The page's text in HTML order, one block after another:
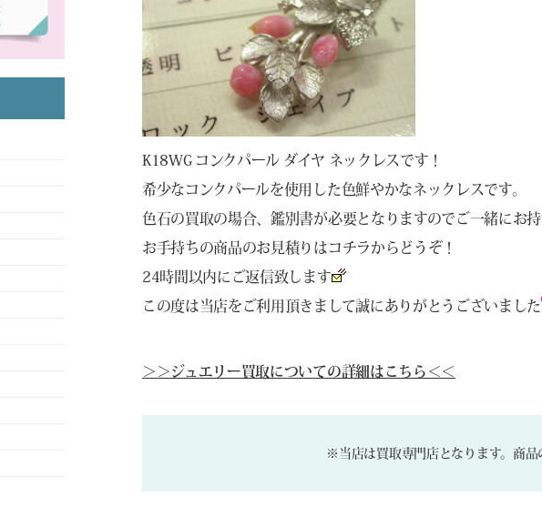
K18WG コンクパール ダイヤ ネックレスです！
希少なコンクパールを使用した色鮮やかなネックレスです。
色石の買取の場合、鑑別書が必要となりますのでご一緒にお
お手持ちの商品のお見積りはコチラからどうぞ！
24時間以内にご返信致します
この度は当店をご利用頂きまして誠にありがとうございました
＞＞ジュエリー買取についての詳細はこちら＜＜
※当店は買取専門店となります。商